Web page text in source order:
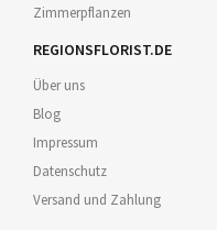
Zimmerpflanzen
REGIONSFLORIST.DE
Über uns
Blog
Impressum
Datenschutz
Versand und Zahlung